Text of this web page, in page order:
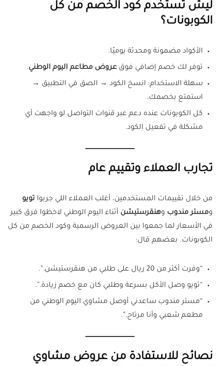
ليش تستخدم كود الخصم من كل
الكوبونات؟
الأكواد مضمونة ومحدثة يوميًا.
توفر لك خصم إضافي فوق عروض مطاعم اليوم الوطني.
سهلة الاستخدام: انسخ الكود → الصق في التطبيق →
استمتع بخصمك.
كل الكوبونات عنده دعم عبر قنوات التواصل لو واجهت أي
مشكلة في تفعيل الكود.
تجارب العملاء وتقييم عام
من خلال تقييمات المستخدمين، أغلب العملاء اللي جربوا تويو
ومستر مندوب وهنقرستيشن أثناء اليوم الوطني لاحظوا فرق كبير
في الأسعار لما جمعوا بين العروض الرسمية وكود الخصم من كل
الكوبونات. بعضهم قال:
“وفرت أكثر من 20 ريال على طلبي من هنقرستيشن.”.
“تويو وصل الأكل بسرعة وطلبي كان مع خصم زيادة.”.
“مستر مندوب ساعدني أوصل مشاوي اليوم الوطني من
مطعم شعبي وأنا مرتاح.”.
نصائح للاستفادة من عروض مشاوي